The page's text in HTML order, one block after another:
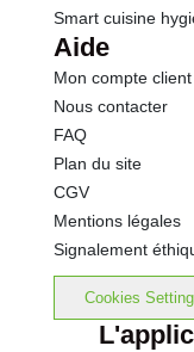
Smart cuisine
Aide
Mon compte client
Nous contacter
FAQ
Plan du site
CGV
Mentions légales
Signalement
Cookies